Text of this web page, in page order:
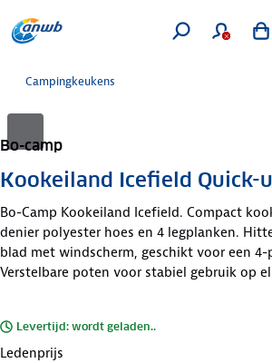
Campingkeukens
Bo-camp
Kookeiland Icefield Quick-
Bo-Camp Kookeiland Icefield. Compact
denier polyester hoes en 4 legplanken.
blad met windscherm, geschikt voor een
Verstelbare poten voor stabiel gebruik op
Levertijd: wordt geladen..
Ledenprijs